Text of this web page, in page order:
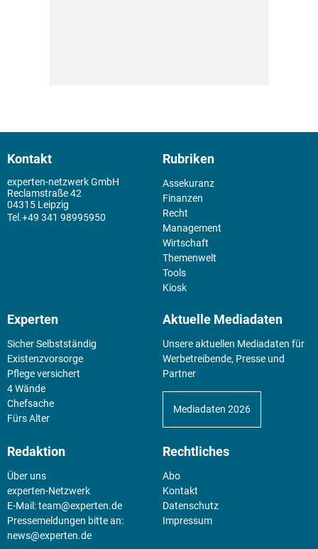
Kontakt
experten-netzwerk GmbH
Reclamstraße 42
04315 Leipzig
+49 341 98995950
Rubriken
Assekuranz
Finanzen
Recht
Management
Wirtschaft
Themenwelt
Tools
Kiosk
Experten
Sicher Selbstständig
Existenz­vorsorge
Pflege versichert
4 Wände
Chefsache
Fürs Alter
Aktuelle Mediadaten
Unsere aktuellen Mediadaten für
Werbetreibende, Presse und
Partner
Mediadaten 2026
Redaktion
Über uns
experten-Netzwerk
E-Mail:team@experten.de
Pressemeldungen bitte an:
news@experten.de
Rechtliches
Abo
Kontakt
Datenschutz
Impressum